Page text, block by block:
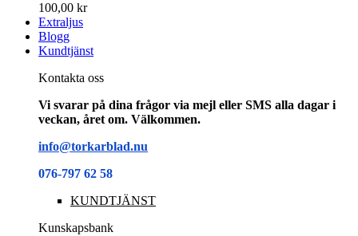
100,00 kr
Extraljus
Blogg
Kundtjänst
Kontakta oss
Vi svarar på dina frågor via mejl eller SMS alla dagar i
veckan, året om. Välkommen.
info@torkarblad.nu
076-797 62 58
KUNDTJÄNST
Kunskapsbank